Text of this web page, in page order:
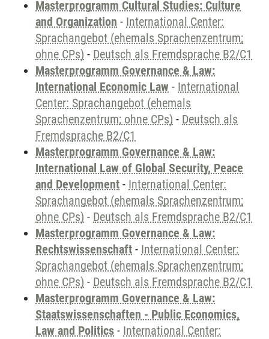
Masterprogramm Cultural Studies: Culture
and Organization - International Center:
Sprachangebot (ehemals Sprachenzentrum;
ohne CPs) - Deutsch als Fremdsprache B2/C1
Masterprogramm Governance & Law:
International Economic Law - International
Center: Sprachangebot (ehemals
Sprachenzentrum; ohne CPs) - Deutsch als
Fremdsprache B2/C1
Masterprogramm Governance & Law:
International Law of Global Security, Peace
and Development - International Center:
Sprachangebot (ehemals Sprachenzentrum;
ohne CPs) - Deutsch als Fremdsprache B2/C1
Masterprogramm Governance & Law:
Rechtswissenschaft - International Center:
Sprachangebot (ehemals Sprachenzentrum;
ohne CPs) - Deutsch als Fremdsprache B2/C1
Masterprogramm Governance & Law:
Staatswissenschaften - Public Economics,
Law and Politics - International Center: